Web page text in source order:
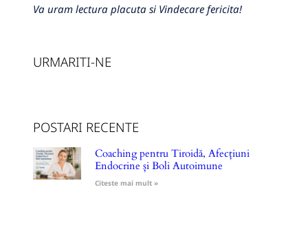
Va uram lectura placuta si Vindecare fericita!
URMARITI-NE
POSTARI RECENTE
Coaching pentru Tiroidă, Afecțiuni
Endocrine și Boli Autoimune
Citeste mai mult »